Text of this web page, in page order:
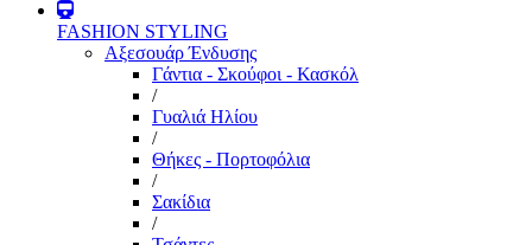
FASHION STYLING
Αξεσουάρ Ένδυσης
Γάντια - Σκούφοι - Κασκόλ
/
Γυαλιά Ηλίου
/
Θήκες - Πορτοφόλια
/
Σακίδια
/